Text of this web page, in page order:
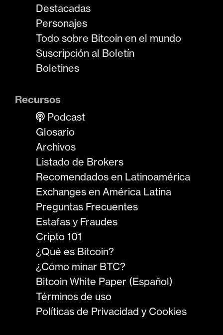
Destacadas
Personajes
Todo sobre Bitcoin en el mundo
Suscripción al Boletín
Boletines
Recursos
Podcast
Glosario
Archivos
Listado de Brokers
Recomendados en Latinoamérica
Exchanges en América Latina
Preguntas Frecuentes
Estafas y Fraudes
Cripto 101
¿Qué es Bitcoin?
¿Cómo minar BTC?
Bitcoin White Paper (Español)
Términos de uso
Políticas de Privacidad y Cookies